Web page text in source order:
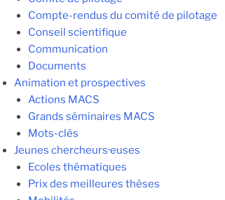
Compte-rendus du comité de pilotage
Conseil scientifique
Communication
Documents
Animation et prospectives
Actions MACS
Grands séminaires MACS
Mots-clés
Jeunes chercheurs·euses
Ecoles thématiques
Prix des meilleures thèses